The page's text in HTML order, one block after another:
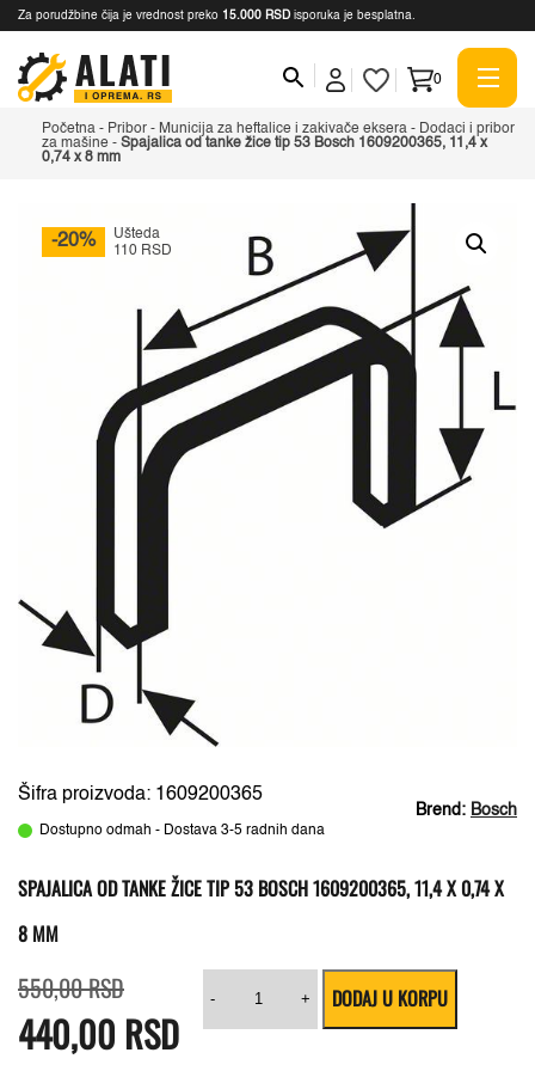
Za porudžbine čija je vrednost preko 15.000 RSD isporuka je besplatna.
0
Početna - Pribor - Municija za heftalice i zakivače eksera - Dodaci i pribor
za mašine - Spajalica od tanke žice tip 53 Bosch 1609200365, 11,4 x
0,74 x 8 mm
-20%
Ušteda
110 RSD
Brend: Bosch
Šifra proizvoda: 1609200365
Dostupno odmah - Dostava 3-5 radnih dana
SPAJALICA OD TANKE ŽICE TIP 53 BOSCH 1609200365, 11,4 X 0,74 X
8 MM
550,00RSDcena
je
bila:
550,00 RSD.
440,00 RSD
cena
je:
440,00 RSD.
-
žice
+ DODAJ U KORPU